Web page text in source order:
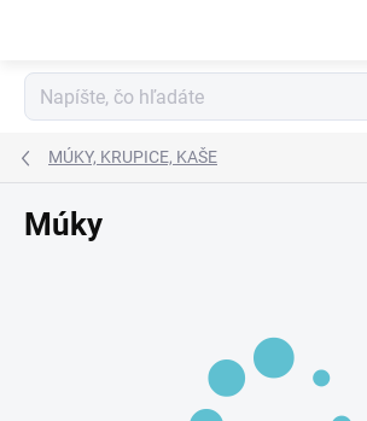
MÚKY, KRUPICE, KAŠE
Múky